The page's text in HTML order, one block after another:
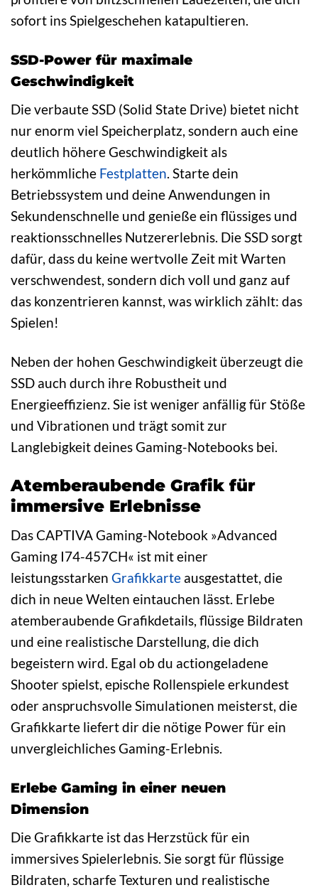
sofort ins Spielgeschehen katapultieren.
SSD-Power für maximale
Geschwindigkeit
Die verbaute SSD (Solid State Drive) bietet nicht
nur enorm viel Speicherplatz, sondern auch eine
deutlich höhere Geschwindigkeit als
herkömmliche Festplatten. Starte dein
Betriebssystem und deine Anwendungen in
Sekundenschnelle und genieße ein flüssiges und
reaktionsschnelles Nutzererlebnis. Die SSD sorgt
dafür, dass du keine wertvolle Zeit mit Warten
verschwendest, sondern dich voll und ganz auf
das konzentrieren kannst, was wirklich zählt: das
Spielen!
Neben der hohen Geschwindigkeit überzeugt die
SSD auch durch ihre Robustheit und
Energieeffizienz. Sie ist weniger anfällig für Stöße
und Vibrationen und trägt somit zur
Langlebigkeit deines Gaming-Notebooks bei.
Atemberaubende Grafik für
immersive Erlebnisse
Das CAPTIVA Gaming-Notebook »Advanced
Gaming I74-457CH« ist mit einer
leistungsstarken Grafikkarte ausgestattet, die
dich in neue Welten eintauchen lässt. Erlebe
atemberaubende Grafikdetails, flüssige Bildraten
und eine realistische Darstellung, die dich
begeistern wird. Egal ob du actiongeladene
Shooter spielst, epische Rollenspiele erkundest
oder anspruchsvolle Simulationen meisterst, die
Grafikkarte liefert dir die nötige Power für ein
unvergleichliches Gaming-Erlebnis.
Erlebe Gaming in einer neuen
Dimension
Die Grafikkarte ist das Herzstück für ein
immersives Spielerlebnis. Sie sorgt für flüssige
Bildraten, scharfe Texturen und realistische